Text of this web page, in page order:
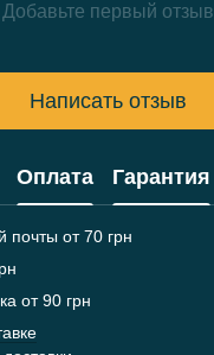
Добавьте первый отзыв
Написать отзыв
Оплата Гарантия
почты от 70 грн
от 90 грн